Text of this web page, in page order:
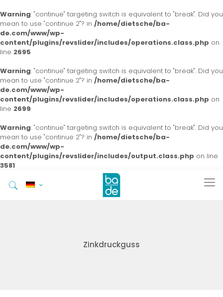
Warning: "continue" targeting switch is equivalent to "break". Did you
mean to use "continue 2"? in /home/dietsche/ba-
de.com/www/wp-
content/plugins/revslider/includes/operations.class.php on
line 2695
Warning: "continue" targeting switch is equivalent to "break". Did you
mean to use "continue 2"? in /home/dietsche/ba-
de.com/www/wp-
content/plugins/revslider/includes/operations.class.php on
line 2699
Warning: "continue" targeting switch is equivalent to "break". Did you
mean to use "continue 2"? in /home/dietsche/ba-
de.com/www/wp-
content/plugins/revslider/includes/output.class.php on line
3581
Zinkdruckguss